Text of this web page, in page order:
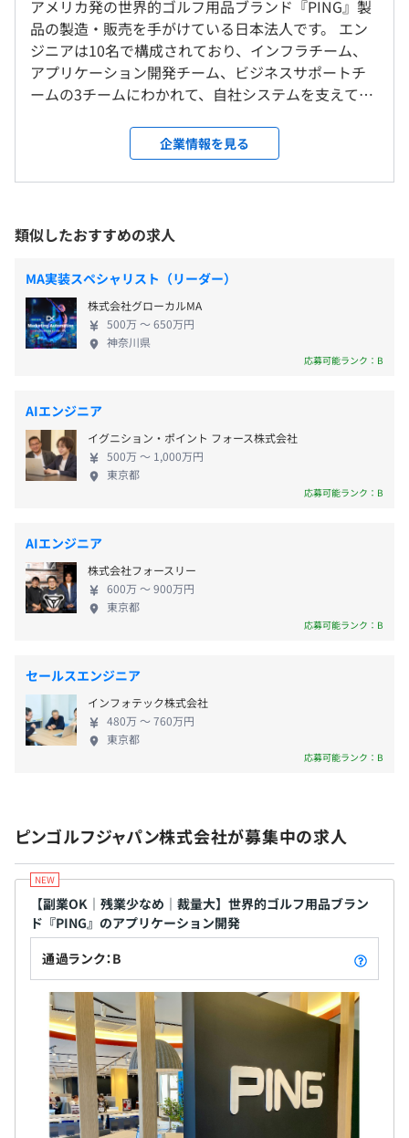
D) ERP担当：運用管理／新規プロジェクト管理 3名
ピンゴルフジャパン株式会社 本社
※入社1年目はフル出社、2年目以降は所属長と相談の
上、リモート可
＜変更範囲＞
ピンゴルフジャパン株式会社 本社、および自宅
受動喫煙防止措置に関する事項
平均残業時間：基本残業はありません。
【年間休日120日】
土日祝日※企業カレンダーあり
※土曜日出勤の場合があります。その際は基本月曜日の代
上限25,000円）
※自宅から徒歩または自転車のみで通勤される方は月
4,000円の近所手当を支給いたします。（自動車、バイク
での通勤は不可）
昇給査定：年1回（4月）
3カ月
アメリカ発の世界的ゴルフ用品ブランド『PING』製
品の製造・販売を手がけている日本法人です。 エン
ジニアは10名で構成されており、インフラチーム、
アプリケーション開発チーム、ビジネスサポートチ
ームの3チームにわかれて、自社システムを支えてい
注アプリケーションの内製化を推進中です。
企業情報を見る
類似したおすすめの求人
MA実装スペシャリスト（リーダー）
株式会社グローカルMA
500万 〜 650万円
神奈川県
応募可能ランク：B
AIエンジニア
イグニション・ポイント フォース株式会社
500万 〜 1,000万円
東京都
応募可能ランク：B
AIエンジニア
株式会社フォースリー
600万 〜 900万円
東京都
応募可能ランク：B
セールスエンジニア
インフォテック株式会社
480万 〜 760万円
東京都
応募可能ランク：B
ピンゴルフジャパン株式会社が募集中の求人
【副業OK｜残業少なめ｜裁量大】世界的ゴルフ用品ブラン
ド『PING』のアプリケーション開発
通過ランク：B